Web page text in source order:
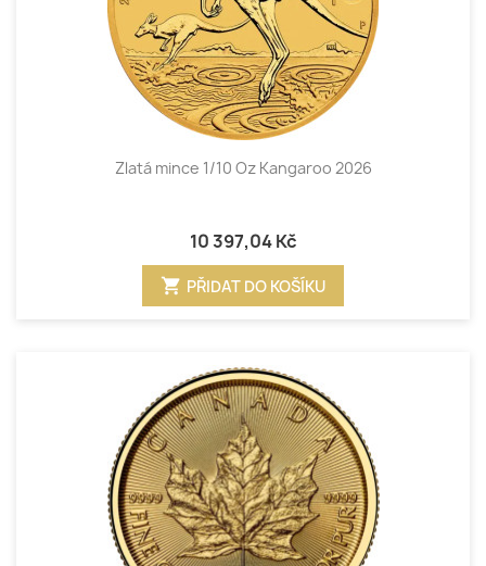
Zlatá mince 1/10 Oz Kangaroo 2026
10 397,04 Kč
shopping_cart PŘIDAT DO KOŠÍKU